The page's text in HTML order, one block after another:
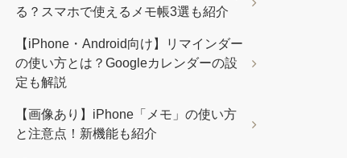
る？スマホで使えるメモ帳3選も紹介
【iPhone・Android向け】リマインダー
の使い方とは？Googleカレンダーの設
定も解説
【画像あり】iPhone「メモ」の使い方
と注意点！新機能も紹介